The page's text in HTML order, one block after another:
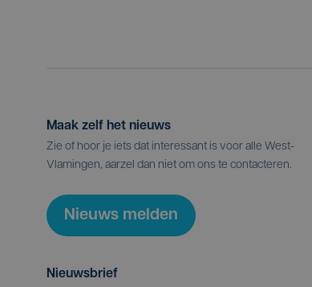
Maak zelf het nieuws
Zie of hoor je iets dat interessant is voor alle West-
Vlamingen, aarzel dan niet om ons te contacteren.
Nieuws melden
Nieuwsbrief